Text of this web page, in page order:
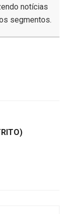
notícias
segmentos.